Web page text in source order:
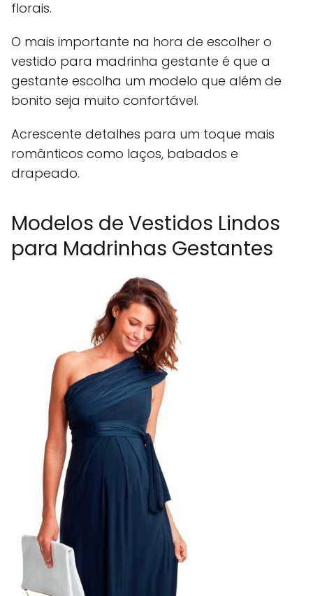
florais.
O mais importante na hora de escolher o
vestido para madrinha gestante é que a
gestante escolha um modelo que além de
bonito seja muito confortável.
Acrescente detalhes para um toque mais
românticos como laços, babados e
drapeado.
Modelos de Vestidos Lindos
para Madrinhas Gestantes